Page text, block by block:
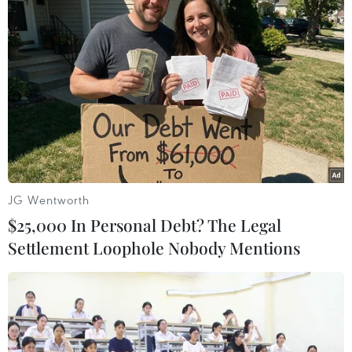
Lan, cảm xúc khi đến với Di sảnthiên nhiên thế
giới Phong Nha-Kẻ Bàng đã là một sự thành
công ngoài mong đợi.Vậy mà khi đến động
Thiên Đường, cảm xúc ấy lại càng được nhân
lên.
Theo Andy, ngoài vẻ đẹp thuần khiết, tự nhiên
của kỳ quan này, việc đầu tư,phục vụ ở đây
cũng làm cho cô thật sự hài lòng. Đó là con
đường bêtông thânthiện với môi trường len
trong rừng già thâm u, là dãy đường bằng gỗ đi
tronghang động, là ánh sáng less theo tiêu
chuẩn quốc tế phát ra từ những ngọn đènsau
các nhũ đá, măng đá càng làm cho kỳ quan
thêm kỳ ảo và ấn tượng…
JG Wentworth
$25,000 In Personal Debt? The Legal
Settlement Loophole Nobody Mentions